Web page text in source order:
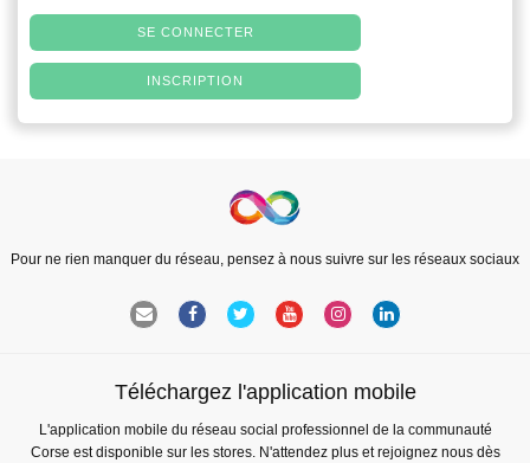
SE CONNECTER
INSCRIPTION
Pour ne rien manquer du réseau, pensez à nous suivre sur les réseaux sociaux
Téléchargez l'application mobile
L'application mobile du réseau social professionnel de la communauté
Corse est disponible sur les stores. N'attendez plus et rejoignez nous dès